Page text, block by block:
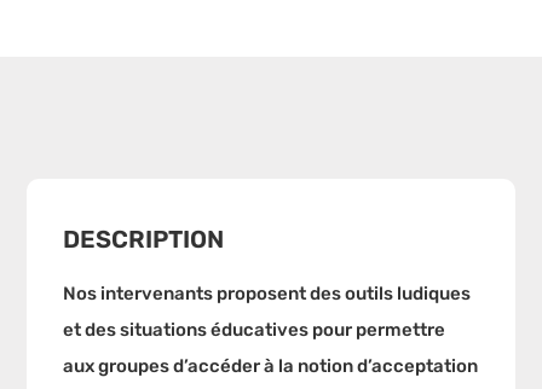
DESCRIPTION
Nos intervenants proposent des outils ludiques
et des situations éducatives pour permettre
aux groupes d’accéder à la notion d’acceptation